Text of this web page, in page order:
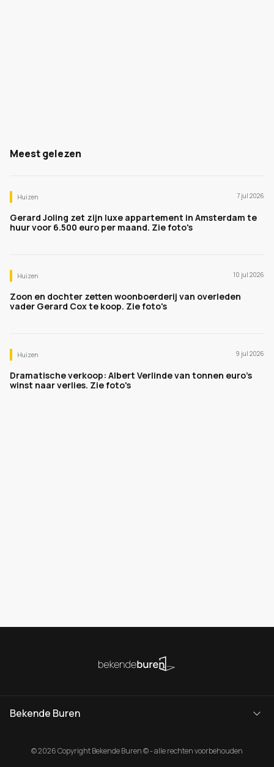
Meest gelezen
Huizen 7 jul 2026
Gerard Joling zet zijn luxe appartement in Amsterdam te
huur voor 6.500 euro per maand. Zie foto's
Huizen 10 jul 2026
Zoon en dochter zetten woonboerderij van overleden
vader Gerard Cox te koop. Zie foto's
Huizen 9 jul 2026
Dramatische verkoop: Albert Verlinde van tonnen euro's
winst naar verlies. Zie foto's
Bekende Buren
© 2026 Copyright Bekende Buren © - alle rechten voorbehouden